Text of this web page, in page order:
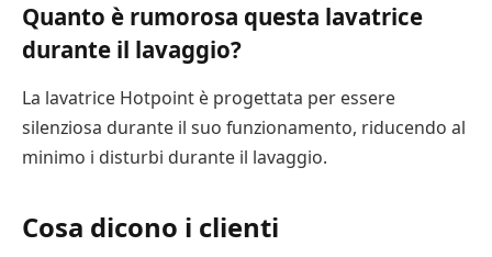
Quanto è rumorosa questa lavatrice
durante il lavaggio?
La lavatrice Hotpoint è progettata per essere
silenziosa durante il suo funzionamento, riducendo al
minimo i disturbi durante il lavaggio.
Cosa dicono i clienti